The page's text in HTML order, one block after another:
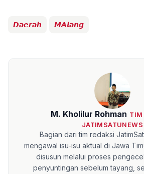
𝘿𝙖𝙚𝙧𝙖𝙝 𝙈𝘼𝙡𝙖𝙣𝙜
M. Kholilur Rohman TIM
JATIMSATUNEWS
Bagian dari tim redaksi
mengawal isu-isu aktual di Jawa
disusun melalui proses
penyuntingan sebelum tayang,